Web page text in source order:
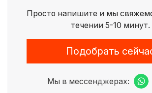
Просто напишите и мы
течении 5-10 минут.
Подобрать
Мы в мессенджерах: